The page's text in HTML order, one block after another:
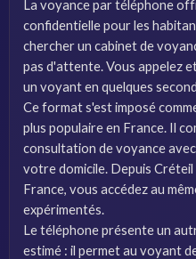
La voyance par téléphone
confidentielle pour les
chercher un cabinet de
pas d'attente. Vous appelez
un voyant en quelques
Ce format s'est imposé
plus populaire en France. Il
consultation de voyance
votre domicile. Depuis
France, vous accédez au
expérimentés.
Le téléphone présente un
estimé : il permet au voyant